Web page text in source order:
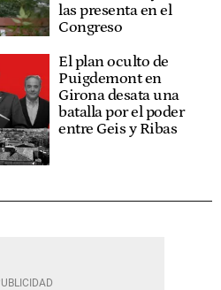
las presenta en el
Congreso
El plan oculto de
Puigdemont en
Girona desata una
batalla por el poder
entre Geis y Ribas